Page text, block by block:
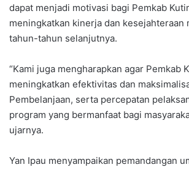
dapat menjadi motivasi bagi Pemkab
meningkatkan kinerja dan kesejahteraan
tahun-tahun selanjutnya.
“Kami juga mengharapkan agar Pemkab
meningkatkan efektivitas dan
Pembelanjaan, serta percepatan
program yang bermanfaat bagi
ujarnya.
Yan Ipau menyampaikan pemandangan